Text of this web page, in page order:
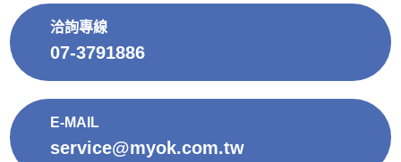
洽詢專線
07-3791886
E-MAIL
service@myok.com.tw